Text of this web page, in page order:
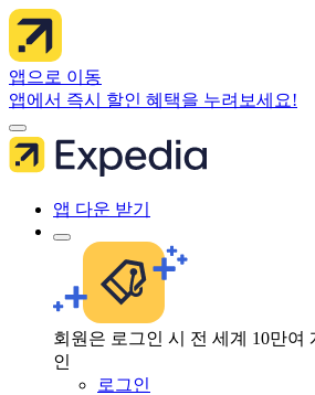
앱으로 이동
앱에서 즉시 할인 혜택을 누려보세요!
앱 다운 받기
회원은 로그인 시 전 세계 10만여
인
로그인